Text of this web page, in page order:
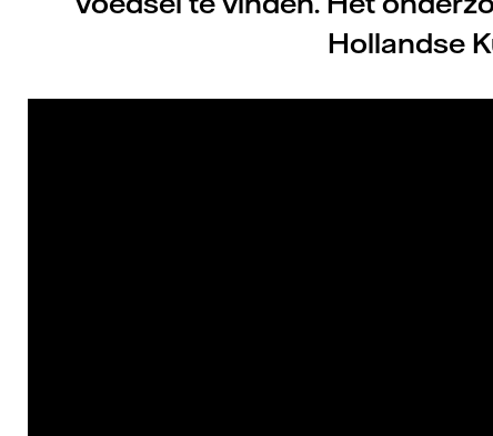
Hollandse